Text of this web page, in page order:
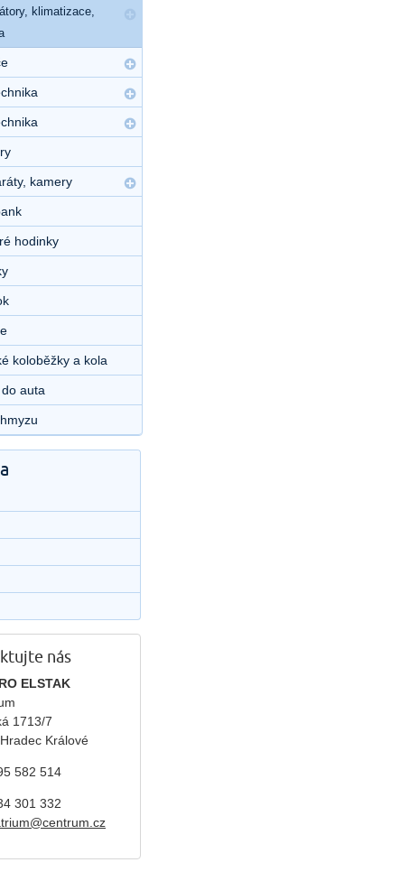
klimatizace,
kamery
hodinky
koloběžky a kola
auta
nás
ELSTAK
1713/7
Králové
582 514
301 332